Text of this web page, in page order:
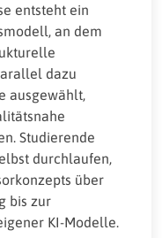
entsteht ein
an dem
dazu
ausgewählt,
Studierende
durchlaufen,
über
bis zur
KI-Modelle.